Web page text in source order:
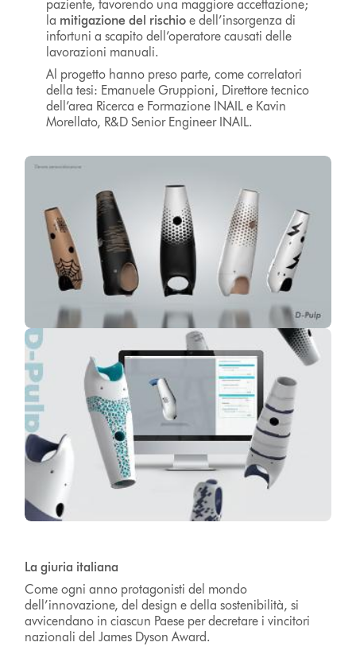
paziente, favorendo una maggiore accettazione;
la mitigazione del rischioe dell’insorgenza di
infortuni a scapito dell’operatore causati delle
lavorazioni manuali.
Al progetto hanno preso parte, come correlatori
della tesi: Emanuele Gruppioni, Direttore tecnico
dell’area Ricerca e Formazione INAIL e Kavin
Morellato, R&D Senior Engineer INAIL.
La giuria italiana
Come ogni anno protagonisti del mondo
dell’innovazione, del design e della sostenibilità, si
avvicendano in ciascun Paese per decretare i vincitori
nazionali del James Dyson Award.